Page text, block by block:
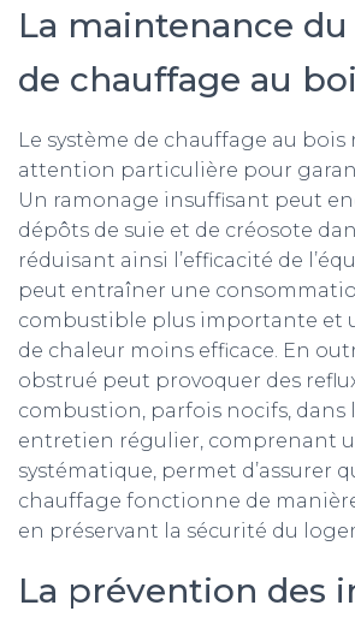
La maintenance
de chauffage au
Le système de chauffage au bois
attention particulière pour
Un ramonage insuffisant peut
dépôts de suie et de créosote
réduisant ainsi l’efficacité de
peut entraîner une
combustible plus importante et
de chaleur moins efficace. En
obstrué peut provoquer des
combustion, parfois nocifs, dans
entretien régulier, comprenant
systématique, permet d’assurer
chauffage fonctionne de
en préservant la sécurité du
La prévention des